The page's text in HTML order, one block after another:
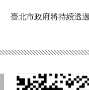
臺北市政府將持續透過